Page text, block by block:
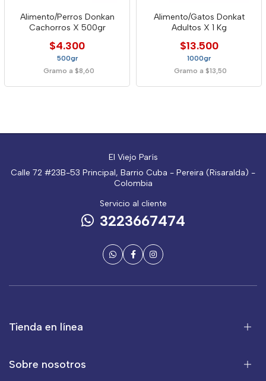
Alimento/Perros Donkan
Cachorros X 500gr
$4.300
500gr
Gramo a $8,60
Alimento/Gatos Donkat
Adultos X 1 Kg
$13.500
1000gr
Gramo a $13,50
El Viejo París
Calle 72 #23B-53 Principal, Barrio Cuba - Pereira (Risaralda) -
Colombia
Servicio al cliente
3223667474
Tienda en línea
Sobre nosotros